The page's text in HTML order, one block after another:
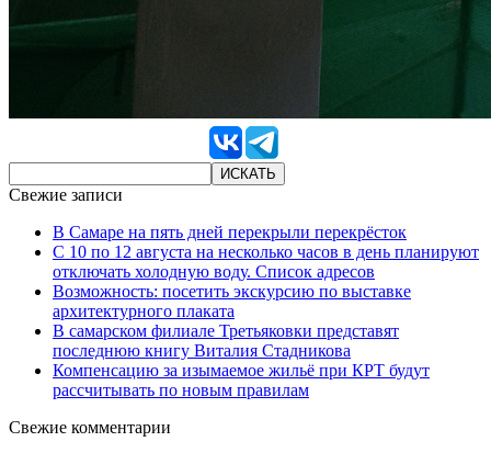
Свежие записи
В Самаре на пять дней перекрыли перекрёсток
С 10 по 12 августа на несколько часов в день планируют
отключать холодную воду. Список адресов
Возможность: посетить экскурсию по выставке
архитектурного плаката
В самарском филиале Третьяковки представят
последнюю книгу Виталия Стадникова
Компенсацию за изымаемое жильё при КРТ будут
рассчитывать по новым правилам
Свежие комментарии